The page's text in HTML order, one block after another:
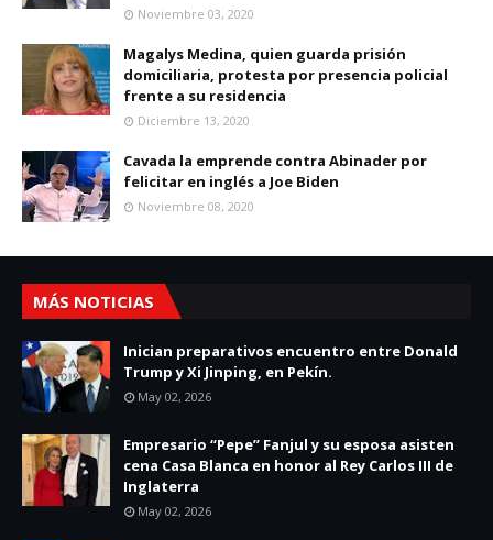
Noviembre 03, 2020
Magalys Medina, quien guarda prisión
domiciliaria, protesta por presencia policial
frente a su residencia
Diciembre 13, 2020
Cavada la emprende contra Abinader por
felicitar en inglés a Joe Biden
Noviembre 08, 2020
MÁS NOTICIAS
Inician preparativos encuentro entre Donald
Trump y Xi Jinping, en Pekín.
May 02, 2026
Empresario “Pepe” Fanjul y su esposa asisten
cena Casa Blanca en honor al Rey Carlos III de
Inglaterra
May 02, 2026